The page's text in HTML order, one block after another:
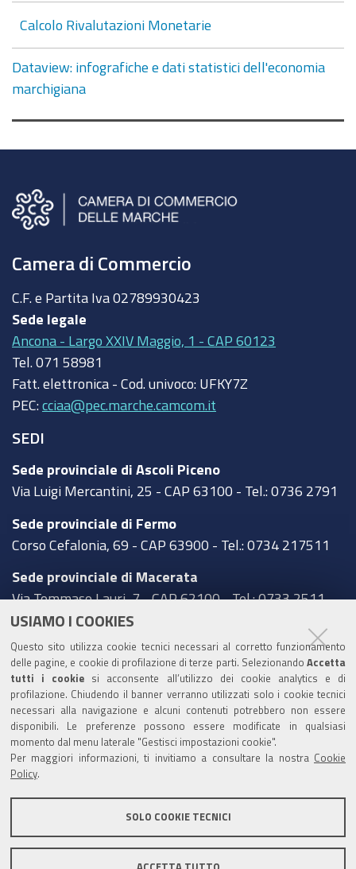
USIAMO I COOKIES
Questo sito utilizza cookie tecnici necessari al corretto funzionamento
delle pagine, e cookie di profilazione di terze parti. Selezionando Accetta
tutti i cookie si acconsente all’utilizzo dei cookie analytics e di
profilazione. Chiudendo il banner verranno utilizzati solo i cookie tecnici
necessari alla navigazione e alcuni contenuti potrebbero non essere
disponibili. Le preferenze possono essere modificate in qualsiasi
momento dal menu laterale "Gestisci impostazioni cookie".
Per maggiori informazioni, ti invitiamo a consultare la nostra Cookie
Policy
SOLO COOKIE TECNICI
Calcolo Rivalutazioni Monetarie
Dataview: infografiche e dati statistici dell'economia
marchigiana
Camera di Commercio
C.F. e Partita Iva 02789930423
Sede legale
Ancona - Largo XXIV Maggio, 1 - CAP 60123
Tel. 071 58981
Fatt. elettronica - Cod. univoco: UFKY7Z
PEC: cciaa@pec.marche.camcom.it
SEDI
Sede provinciale di Ascoli Piceno
Via Luigi Mercantini, 25 - CAP 63100 - Tel.: 0736 2791
Sede provinciale di Fermo
Corso Cefalonia, 69 - CAP 63900 - Tel.: 0734 217511
Sede provinciale di Macerata
Via Tommaso Lauri, 7 - CAP 62100 - Tel.: 0733 2511
Sede provinciale di Pesaro Urbino
Corso XI Settembre, 116 - CAP 61121 - Tel.: 0721
3571
TRASPARENZA
Amministrazione trasparente
Statistiche Web del sito (fonte Web Analytics Italia)
Contatti